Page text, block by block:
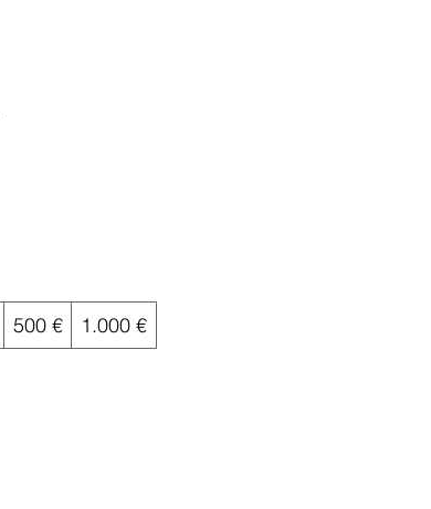
500 €
1.000 €